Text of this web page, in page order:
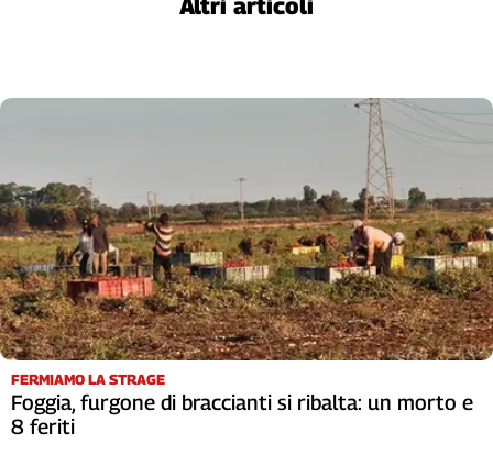
Contatti
redazione
Newsletter
Social
Altri articoli
FERMIAMO LA STRAGE
Foggia, furgone di braccianti si ribalta: un morto e
8 feriti